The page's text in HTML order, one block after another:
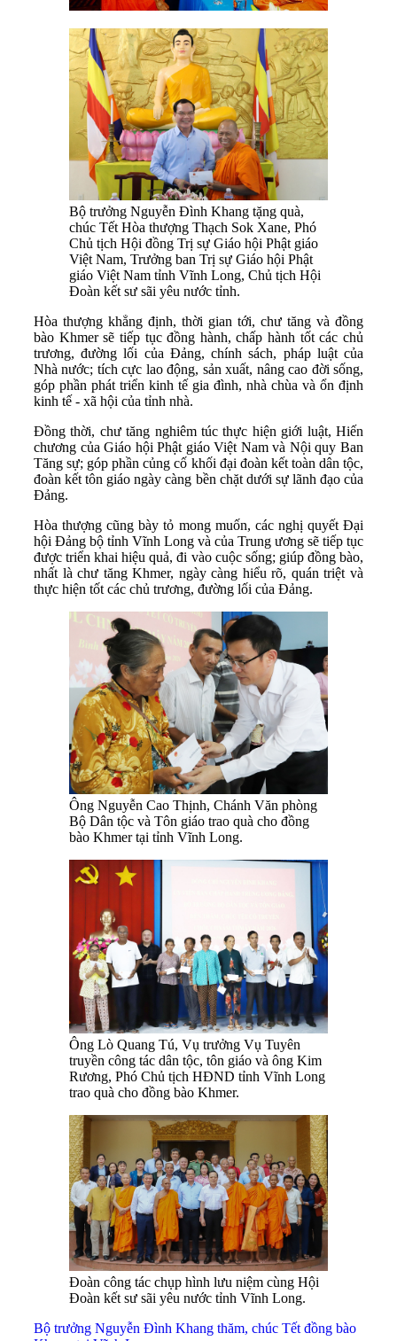
Bộ trưởng Nguyễn Đình Khang tặng quà,
chúc Tết Hòa thượng Thạch Sok Xane, Phó
Chủ tịch Hội đồng Trị sự Giáo hội Phật giáo
Việt Nam, Trưởng ban Trị sự Giáo hội Phật
giáo Việt Nam tỉnh Vĩnh Long, Chủ tịch Hội
Đoàn kết sư sãi yêu nước tỉnh.
Hòa thượng khẳng định, thời gian tới, chư tăng và đồng
bào Khmer sẽ tiếp tục đồng hành, chấp hành tốt các chủ
trương, đường lối của Đảng, chính sách, pháp luật của
Nhà nước; tích cực lao động, sản xuất, nâng cao đời sống,
góp phần phát triển kinh tế gia đình, nhà chùa và ổn định
kinh tế - xã hội của tỉnh nhà.
Đồng thời, chư tăng nghiêm túc thực hiện giới luật, Hiến
chương của Giáo hội Phật giáo Việt Nam và Nội quy Ban
Tăng sự; góp phần củng cố khối đại đoàn kết toàn dân tộc,
đoàn kết tôn giáo ngày càng bền chặt dưới sự lãnh đạo của
Đảng.
Hòa thượng cũng bày tỏ mong muốn, các nghị quyết Đại
hội Đảng bộ tỉnh Vĩnh Long và của Trung ương sẽ tiếp tục
được triển khai hiệu quả, đi vào cuộc sống; giúp đồng bào,
nhất là chư tăng Khmer, ngày càng hiểu rõ, quán triệt và
thực hiện tốt các chủ trương, đường lối của Đảng.
Ông Nguyễn Cao Thịnh, Chánh Văn phòng
Bộ Dân tộc và Tôn giáo trao quà cho đồng
bào Khmer tại tỉnh Vĩnh Long.
Ông Lò Quang Tú, Vụ trưởng Vụ Tuyên
truyền công tác dân tộc, tôn giáo và ông Kim
Rương, Phó Chủ tịch HĐND tỉnh Vĩnh Long
trao quà cho đồng bào Khmer.
Đoàn công tác chụp hình lưu niệm cùng Hội
Đoàn kết sư sãi yêu nước tỉnh Vĩnh Long.
Bộ trưởng Nguyễn Đình Khang thăm, chúc Tết đồng bào